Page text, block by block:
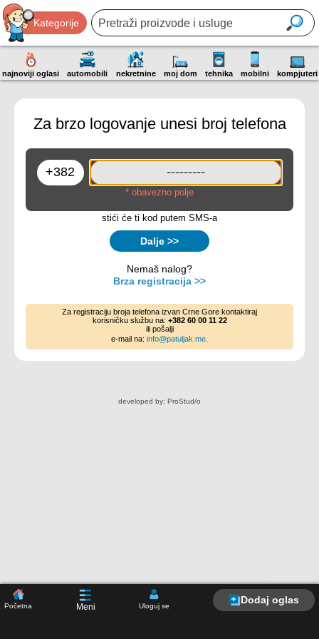
Kategorije
najnoviji oglasi automobili nekretnine moj dom tehnika mobilni kompjuteri
Početna Meni Uloguj se
Dodaj oglas
Za brzo logovanje unesi broj telefona
* obavezno polje
stići će ti kod putem SMS-a
Dalje >>
Nemaš nalog?
Brza registracija >>
Za registraciju broja telefona izvan Crne Gore kontaktiraj
korisničku službu na: +382 60 00 11 22
ili pošalji
e-mail na: info@patuljak.me
developed by: ProStud/o